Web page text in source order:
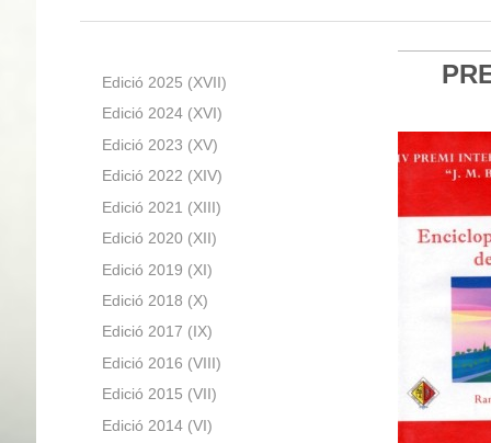
Edició 2025 (XVII)
Edició 2024 (XVI)
Edició 2023 (XV)
Edició 2022 (XIV)
Edició 2021 (XIII)
Edició 2020 (XII)
Edició 2019 (XI)
Edició 2018 (X)
Edició 2017 (IX)
Edició 2016 (VIII)
Edició 2015 (VII)
Edició 2014 (VI)